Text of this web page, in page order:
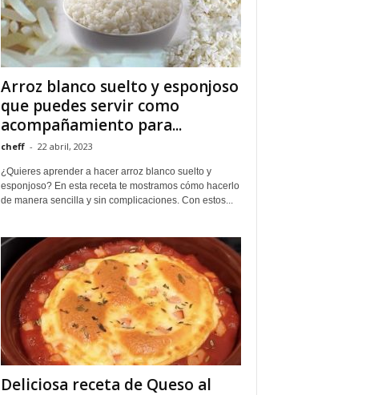
Arroz blanco suelto y esponjoso
que puedes servir como
acompañamiento para...
cheff - 22 abril, 2023
¿Quieres aprender a hacer arroz blanco suelto y
esponjoso? En esta receta te mostramos cómo hacerlo
de manera sencilla y sin complicaciones. Con estos...
Deliciosa receta de Queso al